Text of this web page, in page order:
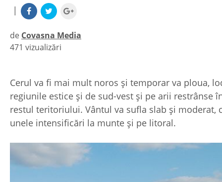
|
de Covasna Media
|
471 vizualizări
Cerul va fi mai mult noros şi temporar va ploua,
regiunile estice şi de sud-vest şi pe arii restrânse
restul teritoriului. Vântul va sufla slab şi moderat,
unele intensificări la munte şi pe litoral.